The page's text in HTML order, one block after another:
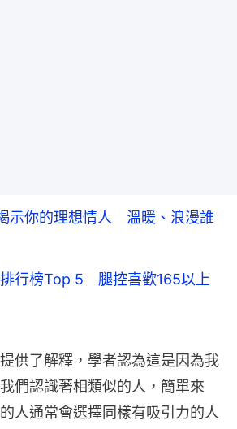
示你的理想情人 溫暖、浪漫誰
排行榜Top 5 腿控喜歡165以上
供了解釋，學者認為這是因為我
們認識著相類似的人，簡單來
人通常會選擇同樣有吸引力的人